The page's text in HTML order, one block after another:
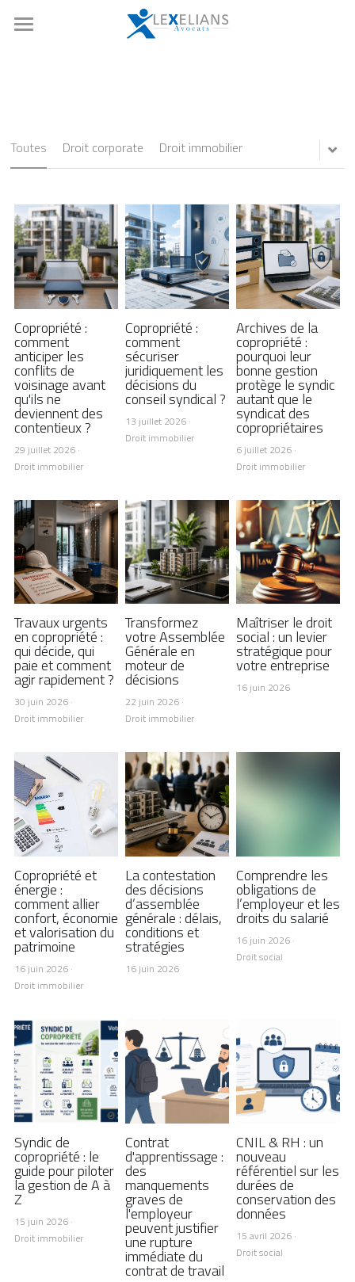
Droit boursier et corporate
Fusion-acquisition
Private equity
Droit social
Droit de la copropriété
Références
Actualités
Nous rejoindre
Ressources
Contact
Rechercher
+33 1 77 32 65 86
contact@lexelians.com
Contact
Toutes Droit corporate Droit immobilier
Copropriété :
comment
anticiper les
conflits de
voisinage avant
qu'ils ne
deviennent des
contentieux ?
29 juillet 2026·
Droit immobilier
Copropriété :
comment
sécuriser
juridiquement les
décisions du
conseil syndical ?
13 juillet 2026·
Droit immobilier
Archives de la
copropriété :
pourquoi leur
bonne gestion
protège le syndic
autant que le
syndicat des
copropriétaires
6 juillet 2026·
Droit immobilier
Travaux urgents
en copropriété :
qui décide, qui
paie et comment
agir rapidement ?
30 juin 2026·
Droit immobilier
Transformez
votre Assemblée
Générale en
moteur de
décisions
22 juin 2026·
Droit immobilier
Maîtriser le droit
social : un levier
stratégique pour
votre entreprise
16 juin 2026
Copropriété et
énergie :
comment allier
confort, économie
et valorisation du
patrimoine
16 juin 2026·
Droit immobilier
La contestation
des décisions
d’assemblée
générale : délais,
conditions et
stratégies
16 juin 2026
Comprendre les
obligations de
l’employeur et les
droits du salarié
16 juin 2026·
Droit social
Syndic de
copropriété : le
guide pour piloter
la gestion de A à
Z
15 juin 2026·
Droit immobilier
Contrat
d'apprentissage :
des
manquements
graves de
l'employeur
peuvent justifier
une rupture
immédiate du
contrat de travail
CNIL & RH : un
nouveau
référentiel sur les
durées de
conservation des
données
15 avril 2026·
Droit social